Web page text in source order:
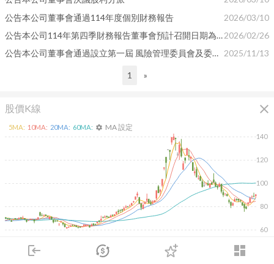
login dashboard
市場 登入
公告本公司董事會通過114年度個別財務報告
2026/03/10
公告本公司114年第四季財務報告董事會預計召開日期為 115年3月10日2026/02/26
公告本公司董事會通過設立第一屆 風險管理委員會及委任風險管理委員會委員 2025/11/13
1 »
股價K線 close
2026/02/09 2026/04/09 2026/05/27 2026/07/15
60
80
100
120
140
5MA: 10MA: 20MA: 60MA: settings MA 設定